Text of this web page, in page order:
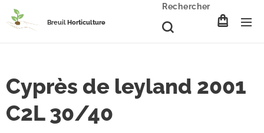
BreuilHorticulture
Rechercher
Cyprès de leyland 2001
C2L 30/40